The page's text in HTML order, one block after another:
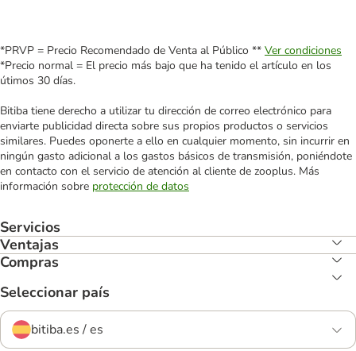
*PRVP = Precio Recomendado de Venta al Público ** Ver condiciones
*Precio normal = El precio más bajo que ha tenido el artículo en los
útimos 30 días.
Bitiba tiene derecho a utilizar tu dirección de correo electrónico para
enviarte publicidad directa sobre sus propios productos o servicios
similares. Puedes oponerte a ello en cualquier momento, sin incurrir en
ningún gasto adicional a los gastos básicos de transmisión, poniéndote
en contacto con el servicio de atención al cliente de zooplus. Más
información sobre protección de datos
Servicios
Ventajas
Compras
Seleccionar país
bitiba.es / es